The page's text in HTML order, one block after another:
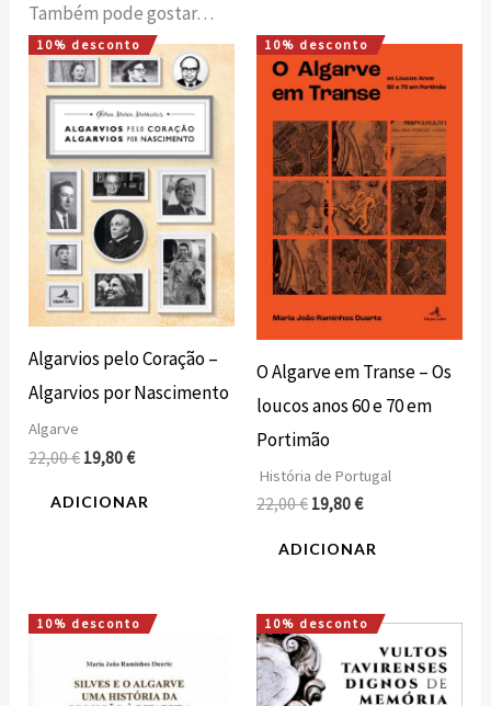
Também pode gostar…
10% desconto
Algarvios pelo Coração –
Algarvios por Nascimento
Algarve
22,00€
O
preço
original
era:
22,00 €.
19,80€
O
preço
atual
é:
19,80 €.
ADICIONAR
10% desconto
O Algarve em Transe – Os
loucos anos 60 e 70 em
Portimão
História de Portugal
22,00€
O
preço
original
era:
22,00 €.
19,80€
O
preço
atual
é:
19,80 €.
ADICIONAR
10% desconto
O
original
era:
O
atual
é:
10% desconto
O
preço
original
era:
O
preço
atual
é: